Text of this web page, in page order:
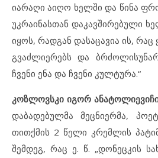
იარაღი აიღო ხელში და წინა
უკრაინასთან დაკავშირებული
იყოს, რადგან დასაცავია ის, რაც
გვაძლიერებს და
ჩვენი ენა და ჩვენი კულტურა.“
კოზლოვსკი იგორ
დაბადებულმა მეცნიერმა,
თითქმის 2 წელი კრემლის
შემდეგ, რაც ე. წ. „დონეცკის